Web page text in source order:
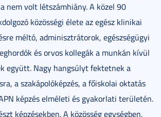
nem volt létszámhiány. A közel 90
közösségi élete az egész klinikai
méltó, adminisztrátorok, egészségügyi
és orvos kollegák a munkán kívül
együtt. Nagy hangsúlyt fektetnek a
a szakápolóképzés, a főiskolai oktatás
képzés elméleti és gyakorlati területén.
képzésekben. A közösség egységben,